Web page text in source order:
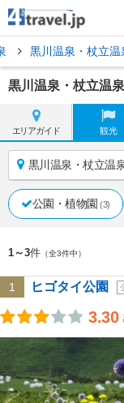
黒川温泉・杖立温
黒川温泉・杖立温
エリアガイド 観光
黒川温泉・杖立温
公園・植物園 (3)
1～3件 （全3件中）
1 ヒゴタイ公園
3.30